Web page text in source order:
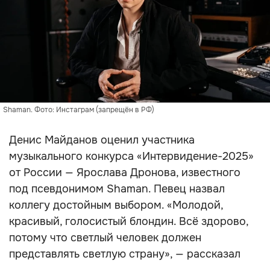
Shaman. Фото: Инстаграм (запрещён в РФ)
Денис Майданов оценил участника
музыкального конкурса «Интервидение-2025»
от России — Ярослава Дронова, известного
под псевдонимом Shaman. Певец назвал
коллегу достойным выбором. «Молодой,
красивый, голосистый блондин. Всё здорово,
потому что светлый человек должен
представлять светлую страну», — рассказал